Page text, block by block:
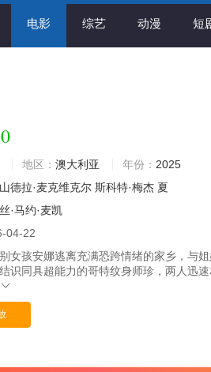
电影 综艺 动漫 短
地区： 澳大利亚 年份： 2025
德拉·麦克维克尔 斯科特·梅杰 夏
·马约·麦凯
04-22
女孩安娜逃离充满恐跨情绪的家乡，与
识同具超能力的哥特纹身师珍，两人迅